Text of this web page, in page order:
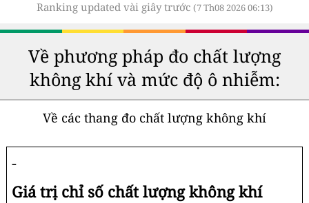
Ranking updated vài giây trước (7 Th08 2026 06:13)
Về phương pháp đo chất lượng
không khí và mức độ ô nhiễm:
Về các thang đo chất lượng không khí
-
Giá trị chỉ số chất lượng không khí